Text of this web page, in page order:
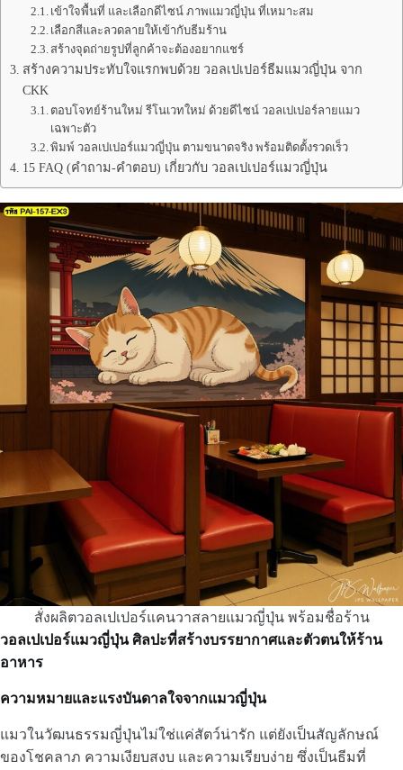
เข้าใจพื้นที่ และเลือกดีไซน์ ภาพแมวญี่ปุ่น ที่เหมาะสม
เลือกสีและลวดลายให้เข้ากับธีมร้าน
สร้างจุดถ่ายรูปที่ลูกค้าจะต้องอยากแชร์
สร้างความประทับใจแรกพบด้วย วอลเปเปอร์ธีมแมวญี่ปุ่น จาก
CKK
ตอบโจทย์ร้านใหม่ รีโนเวทใหม่ ด้วยดีไซน์ วอลเปเปอร์ลายแมว
เฉพาะตัว
พิมพ์ วอลเปเปอร์แมวญี่ปุ่น ตามขนาดจริง พร้อมติดตั้งรวดเร็ว
15 FAQ (คำถาม-คำตอบ) เกี่ยวกับ วอลเปเปอร์แมวญี่ปุ่น
สั่งผลิตวอลเปเปอร์แคนวาสลายแมวญี่ปุ่น พร้อมชื่อร้าน
วอลเปเปอร์แมวญี่ปุ่น ศิลปะที่สร้างบรรยากาศและตัวตนให้ร้าน
อาหาร
ความหมายและแรงบันดาลใจจากแมวญี่ปุ่น
แมวในวัฒนธรรมญี่ปุ่นไม่ใช่แค่สัตว์น่ารัก แต่ยังเป็นสัญลักษณ์
ของโชคลาภ ความเงียบสงบ และความเรียบง่าย ซึ่งเป็นธีมที่